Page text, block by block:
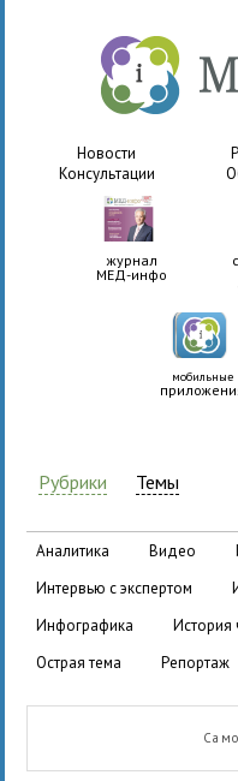
Новости
Консультации
журнал
МЕД-инфо
мобильные
Рубрики Темы
аналитика видео
интервью с экспертом
инфографика
острая тема
репортаж